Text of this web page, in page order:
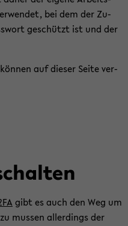
bei dem der Zu­
ge­schützt ist und der
auf die­ser Seite ver­
gibt es auch den Weg um
mus­sen al­ler­dings der